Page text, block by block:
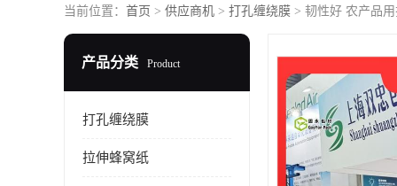
当前位置： 首页 > 供应商机 > 打孔缠绕膜 > 韧性好 农产品
产品分类 Product
打孔缠绕膜
拉伸蜂窝纸